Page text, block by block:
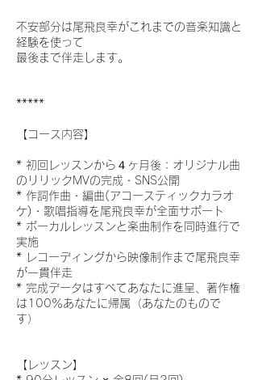
不安部分は尾飛良幸がこれまでの音楽知識と
経験を使って
最後まで伴走します。
*****
【コース内容】
* 初回レッスンから４ヶ月後：オリジナル曲
のリリックMVの完成・SNS公開
* 作詞作曲・編曲(アコースティックカラオ
ケ)・歌唱指導を尾飛良幸が全面サポート
* ボーカルレッスンと楽曲制作を同時進行で
実施
* レコーディングから映像制作まで尾飛良幸
が一貫伴走
* 完成データはすべてあなたに進呈、著作権
は100％あなたに帰属（あなたのもので
す）
【レッスン】